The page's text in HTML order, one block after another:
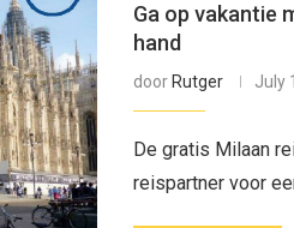
Ga op vakantie
hand
door Rutger July
De gratis Milaan
reispartner voor